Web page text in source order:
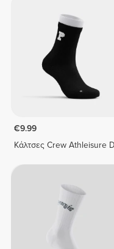
€9.99
Κάλτσες Crew